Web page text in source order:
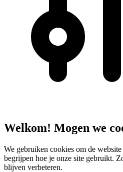
Welkom! Mogen we
We gebruiken cookies om de
begrijpen hoe je onze site gebruikt.
blijven verbeteren.